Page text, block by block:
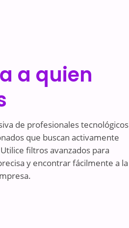
a quien
de profesionales tecnológicos
que buscan activamente
filtros avanzados para
y encontrar fácilmente a la